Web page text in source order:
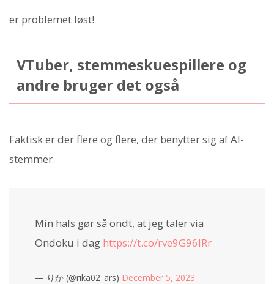
er problemet løst!
VTuber, stemmeskuespillere og
andre bruger det også
Faktisk er der flere og flere, der benytter sig af AI-
stemmer.
Min hals gør så ondt, at jeg taler via
Ondoku i dag https://t.co/rve9G96lRr
— りか (@rika02_ars) December 5, 2023